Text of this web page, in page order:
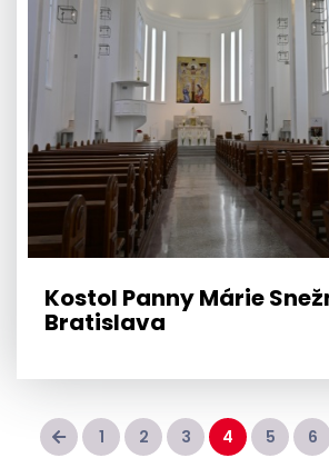
Kostol Panny Márie
Bratislava
1 2 3 4 5 6